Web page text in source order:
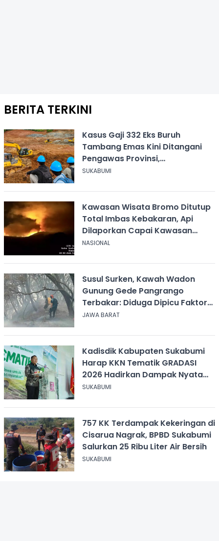
BERITA TERKINI
Kasus Gaji 332 Eks Buruh
Tambang Emas Kini Ditangani
Pengawas Provinsi,
Disnakertrans Sukabumi Terus
SUKABUMI
Kawasan Wisata Bromo Ditutup
Total Imbas Kebakaran, Api
Dilaporkan Capai Kawasan
Sabana
NASIONAL
Susul Surken, Kawah Wadon
Gunung Gede Pangrango
Terbakar: Diduga Dipicu Faktor
Alam
JAWA BARAT
Kadisdik Kabupaten Sukabumi
Harap KKN Tematik GRADASI
2026 Hadirkan Dampak Nyata
bagi Masyarakat
SUKABUMI
757 KK Terdampak Kekeringan di
Cisarua Nagrak, BPBD Sukabumi
Salurkan 25 Ribu Liter Air Bersih
SUKABUMI